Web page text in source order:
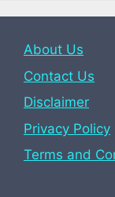
About Us
Contact Us
Disclaimer
Privacy Policy
Terms and